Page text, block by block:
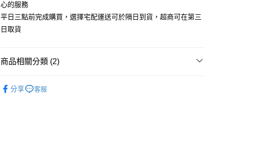
心的服務
平日三點前完成購買，選擇宅配運送可於隔日到貨，超商可在第三
日取貨
商品相關分類 (2)
分享 客服